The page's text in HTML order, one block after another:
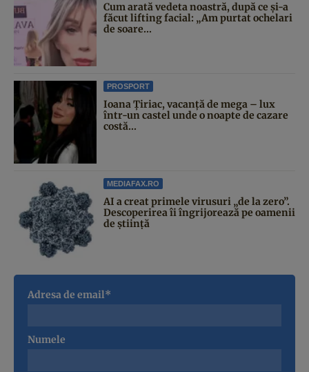
Cum arată vedeta noastră, după ce și-a
făcut lifting facial: „Am purtat ochelari
de soare...
PROSPORT
Ioana Țiriac, vacanță de mega – lux
într-un castel unde o noapte de cazare
costă...
MEDIAFAX.RO
AI a creat primele virusuri „de la zero”.
Descoperirea îi îngrijorează pe oamenii
de știință
Adresa de email*
Numele